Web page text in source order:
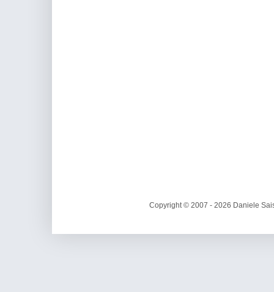
Copyright © 2007 - 2026 Daniele